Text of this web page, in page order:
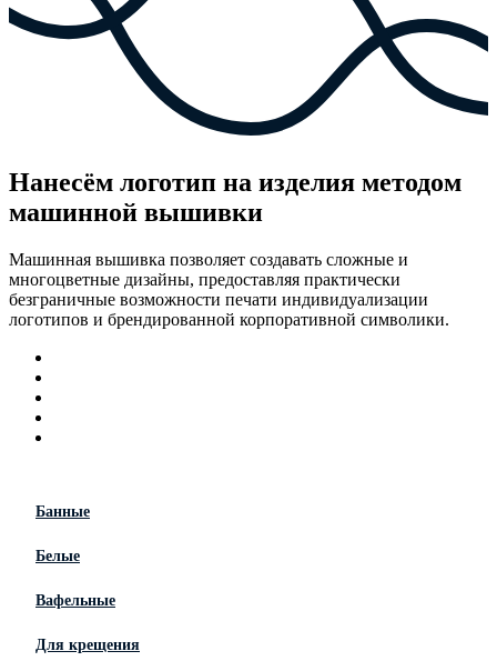
Нанесём логотип на изделия методом
машинной вышивки
Машинная вышивка позволяет создавать сложные и
многоцветные дизайны, предоставляя практически
безграничные возможности печати индивидуализации
логотипов и брендированной корпоративной символики.
Банные
Белые
Вафельные
Для крещения